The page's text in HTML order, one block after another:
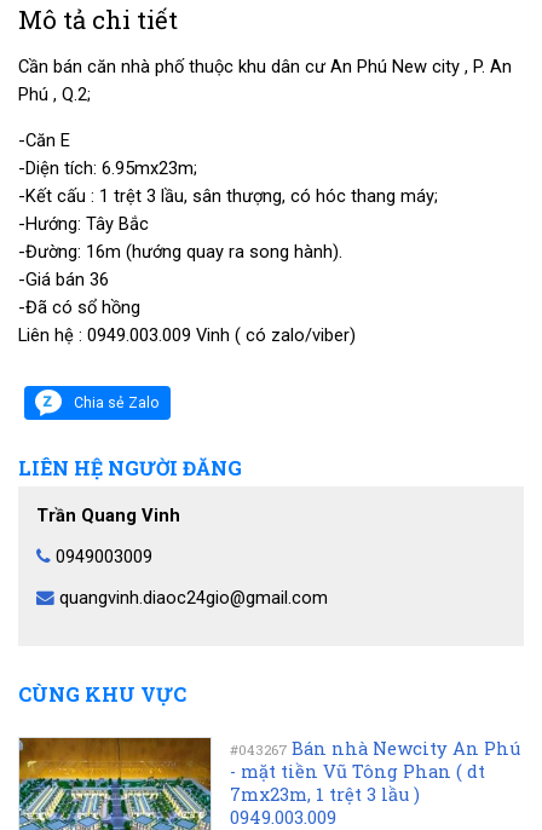
Mô tả chi tiết
Cần bán căn nhà phố thuộc khu dân cư An Phú New city , P. An
Phú , Q.2;
-Căn E
-Diện tích: 6.95mx23m;
-Kết cấu : 1 trệt 3 lầu, sân thượng, có hóc thang máy;
-Hướng: Tây Bắc
-Đường: 16m (hướng quay ra song hành).
-Giá bán 36
-Đã có sổ hồng
Liên hệ : 0949.003.009 Vinh ( có zalo/viber)
Chia sẻ Zalo
LIÊN HỆ NGƯỜI ĐĂNG
Trần Quang Vinh
0949003009
quangvinh.diaoc24gio@gmail.com
CÙNG KHU VỰC
#043267 Bán nhà Newcity An Phú
- mặt tiền Vũ Tông Phan ( dt
7mx23m, 1 trệt 3 lầu )
0949.003.009